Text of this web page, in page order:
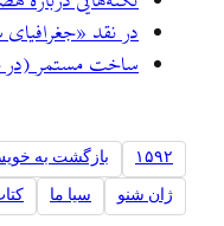
در نقد
ساخت مستمر (در
۱۵۹۲ بازگشت به
ژان شنو سیا ما